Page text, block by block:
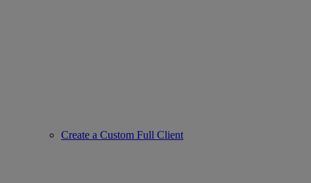
Create a Custom Full Client